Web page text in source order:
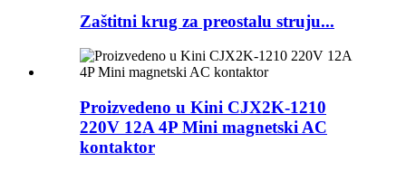
Zaštitni krug za preostalu struju...
Proizvedeno u Kini CJX2K-1210
220V 12A 4P Mini magnetski AC
kontaktor